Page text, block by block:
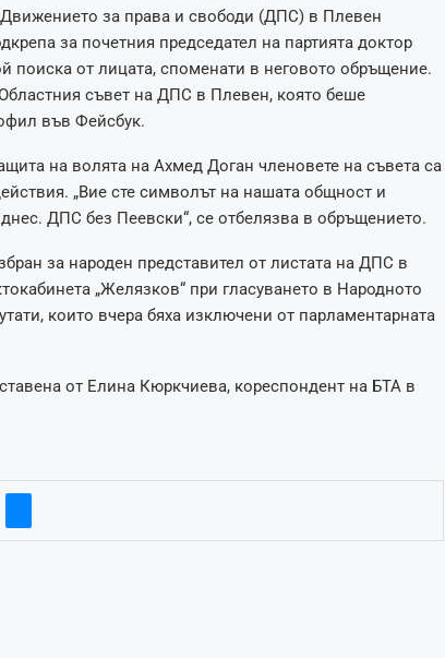
за права и свободи (ДПС) в Плевен
за почетния председател на партията доктор
поиска от лицата, споменати в неговото обръщение.
съвет на ДПС в Плевен, която беше
във Фейсбук.
на волята на Ахмед Доган членовете на съвета са
„Вие сте символът на нашата общност и
ДПС без Пеевски“, се отбелязва в обръщението.
за народен представител от листата на ДПС в
„Желязков“ при гласуването в Народното
които вчера бяха изключени от парламентарната
от Елина Кюркчиева, кореспондент на БТА в